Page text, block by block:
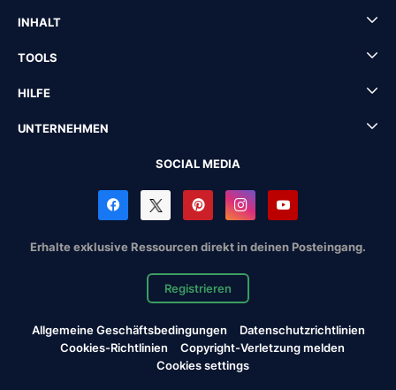
INHALT
TOOLS
HILFE
UNTERNEHMEN
SOCIAL MEDIA
Erhalte exklusive Ressourcen direkt in deinen Posteingang.
Registrieren
Allgemeine Geschäftsbedingungen
Datenschutzrichtlinien
Cookies-Richtlinien
Copyright-Verletzung melden
Cookies settings